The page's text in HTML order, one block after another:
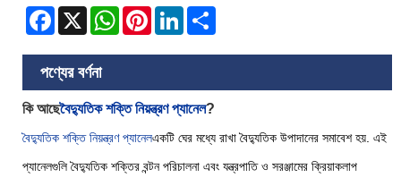
Facebook
X WhatsAppPinterestLinkedIn
পণ্যের বর্ণনা
কি আছেবৈদ্যুতিক শক্তি নিয়ন্ত্রণ প্যানেল?
বৈদ্যুতিক শক্তি নিয়ন্ত্রণ প্যানেলএকটি ঘের মধ্যে রাখা বৈদ্যুতিক উপাদানের সমাবেশ হয়. এই
প্যানেলগুলি বৈদ্যুতিক শক্তির বন্টন পরিচালনা এবং যন্ত্রপাতি ও সরঞ্জামের ক্রিয়াকলাপ